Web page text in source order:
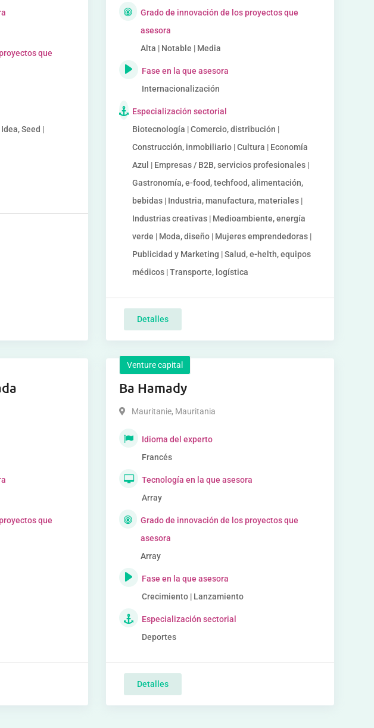
que
Seed |
Grado de innovación de los proyectos que
asesora
Alta | Notable | Media
Fase en la que asesora
Internacionalización
Especialización sectorial
Biotecnología | Comercio, distribución |
Construcción, inmobiliario | Cultura | Economía
Azul | Empresas / B2B, servicios profesionales |
Gastronomía, e-food, techfood, alimentación,
bebidas | Industria, manufactura, materiales |
Industrias creativas | Medioambiente, energía
verde | Moda, diseño | Mujeres emprendedoras |
Publicidad y Marketing | Salud, e-helth, equipos
médicos | Transporte, logística
Detalles
que
Venture capital
Ba Hamady
Mauritanie, Mauritania
Idioma del experto
Francés
Tecnología en la que asesora
Array
Grado de innovación de los proyectos que
asesora
Array
Fase en la que asesora
Crecimiento | Lanzamiento
Especialización sectorial
Deportes
Detalles